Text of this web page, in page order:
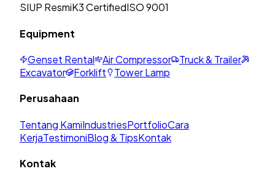
SIUP ResmiK3 CertifiedISO 9001
Equipment
Genset Rental Air Compressor
Truck & Trailer
Excavator
Forklift Tower Lamp
Perusahaan
Tentang KamiIndustriesPortfolioCara
KerjaTestimoniBlog & TipsKontak
Kontak